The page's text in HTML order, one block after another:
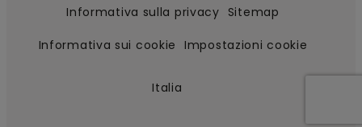
Informativa sulla privacy Sitemap
Informativa sui cookie Impostazioni cookie
Italia